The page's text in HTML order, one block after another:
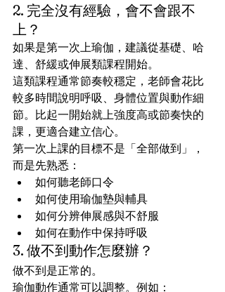
2. 完全沒有經驗，會不會跟不
上？
如果是第一次上瑜伽，建議從基礎、哈
達、舒緩或伸展類課程開始。
這類課程通常節奏較穩定，老師會花比
較多時間說明呼吸、身體位置與動作細
節。比起一開始就上強度高或節奏快的
課，更適合建立信心。
第一次上課的目標不是「全部做到」，
而是先熟悉：
如何聽老師口令
如何使用瑜伽墊與輔具
如何分辨伸展感與不舒服
如何在動作中保持呼吸
3. 做不到動作怎麼辦？
做不到是正常的。
瑜伽動作通常可以調整。例如：